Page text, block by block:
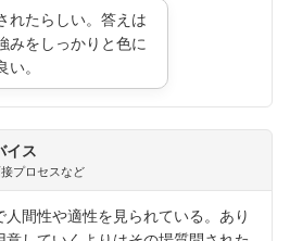
れたらしい。答えは
みをしっかりと色に
。
イス
プロセスなど
間性や適性を見られている。あり